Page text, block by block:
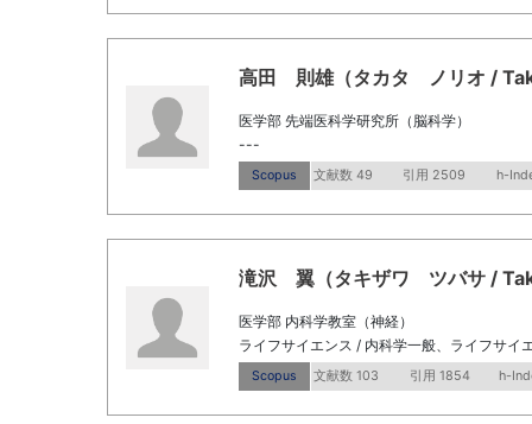
高田 則雄（タカタ ノリオ /
医学部 先端医科学研究所（脳科学）
---
Scopus 文献数 49 引用 2509 h-
滝沢 翼（タキザワ ツバサ /
医学部 内科学教室（神経）
ライフサイエンス / 内科学一般、ライフサイ
Scopus 文献数 103 引用 1854 h-